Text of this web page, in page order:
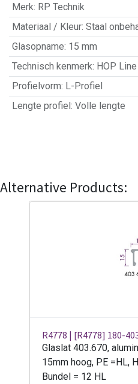
Merk: RP Technik
Materiaal / Kleur: Staal
Glasopname: 15 mm
Technisch kenmerk: HOP
Profielvorm: L-Profiel
Lengte profiel: Volle lengte
Alternative Products:
R4778 | [R4778] 180-
Glaslat 403.670,
15mm hoog, PE =HL,
Bundel = 12 HL